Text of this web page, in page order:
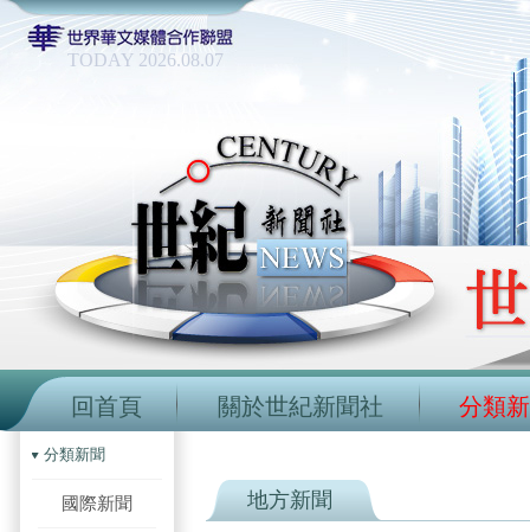
TODAY 2026.08.07
回首頁 關於世紀新聞社 分類
分類新聞
國際新聞 地方新聞